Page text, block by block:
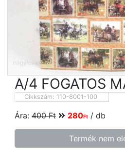
A/4 FOGATOS
Cikkszám: 110-8001-100
Ára: 400 Ft 280Ft / db
Termék nem